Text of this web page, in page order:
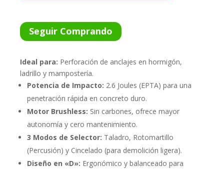
Seguir Comprando
Ideal para: Perforación de anclajes en hormigón,
ladrillo y mampostería.
Potencia de Impacto: 2.6 Joules (EPTA) para una
penetración rápida en concreto duro.
Motor Brushless: Sin carbones, ofrece mayor
autonomía y cero mantenimiento.
3 Modos de Selector: Taladro, Rotomartillo
(Percusión) y Cincelado (para demolición ligera).
Diseño en «D»: Ergonómico y balanceado para